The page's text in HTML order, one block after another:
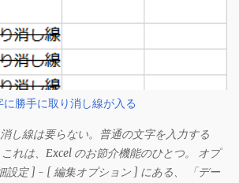
勝手に取り消し線が入る
し線は要らない。普通の文字を入力する
れは、Excel のお節介機能のひとつ。 オプ
設定 ] - [ 編集オプション ] にある、 「デー